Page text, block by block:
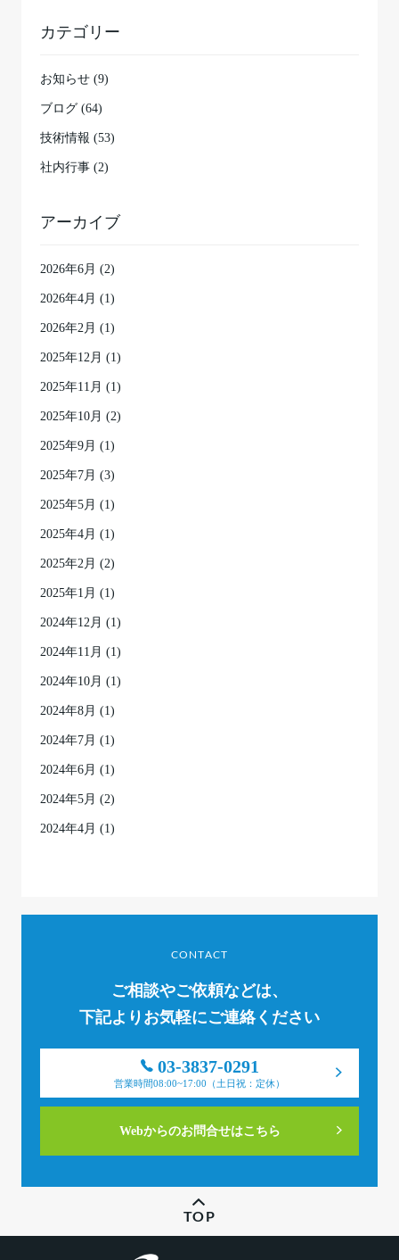
カテゴリー
お知らせ (9)
ブログ (64)
技術情報 (53)
社内行事 (2)
アーカイブ
2026年6月 (2)
2026年4月 (1)
2026年2月 (1)
2025年12月 (1)
2025年11月 (1)
2025年10月 (2)
2025年9月 (1)
2025年7月 (3)
2025年5月 (1)
2025年4月 (1)
2025年2月 (2)
2025年1月 (1)
2024年12月 (1)
2024年11月 (1)
2024年10月 (1)
2024年8月 (1)
2024年7月 (1)
2024年6月 (1)
2024年5月 (2)
2024年4月 (1)
CONTACT
ご相談やご依頼などは、
下記よりお気軽にご連絡ください
03-3837-0291
営業時間08:00~17:00（土日祝：定休）
Webからのお問合せはこちら
TOP